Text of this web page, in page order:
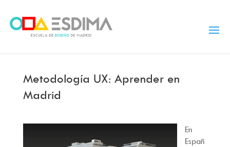
Metodología UX: Aprender en
Madrid
En
Españ